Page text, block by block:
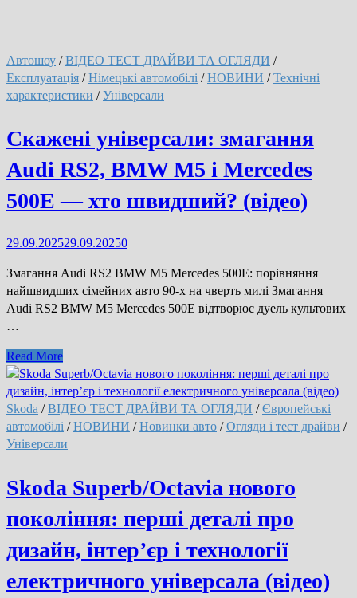
Автошоу /ВІДЕО ТЕСТ ДРАЙВИ ТА ОГЛЯДИ /
Експлуатація /Німецькі автомобілі /НОВИНИ /Технічні
характеристики /Універсали
Скажені універсали: змагання
Audi RS2, BMW M5 і Mercedes
500E — хто швидший? (відео)
29.09.202529.09.20250
Змагання Audi RS2 BMW M5 Mercedes 500E: порівняння
найшвидших сімейних авто 90-х на чверть милі Змагання
Audi RS2 BMW M5 Mercedes 500E відтворює дуель культових
…
Скажені
універсали:
змагання
Audi
RS2,
BMW
Mercedes
500E
—
хто
швидший?
(відео)
Read More
Skoda /ВІДЕО ТЕСТ ДРАЙВИ ТА ОГЛЯДИ /Європейські
автомобілі /НОВИНИ /Новинки авто /Огляди і тест драйви /
Універсали
Skoda Superb/Octavia нового
покоління: перші деталі про
дизайн, інтер’єр і технології
електричного універсала (відео)